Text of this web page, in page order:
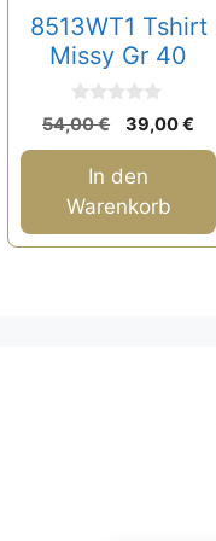
8513WT1 Tshirt
Missy Gr 40
0
v
o
54,00€
Preis
war:
54,00 €
39,00€
In den
Warenkorb